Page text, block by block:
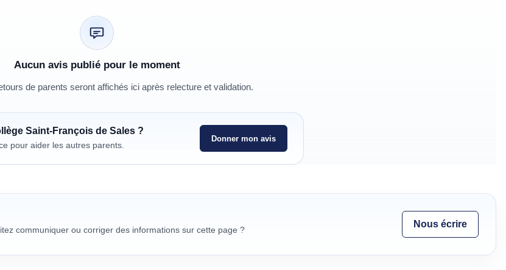
Aucun avis publié pour le moment
de parents seront affichés ici après relecture et validation.
Saint-François de Sales ?
pour aider les autres parents.
Donner mon avis
communiquer ou corriger des informations sur cette page ?
Nous écrire